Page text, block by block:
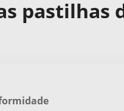
pastilhas